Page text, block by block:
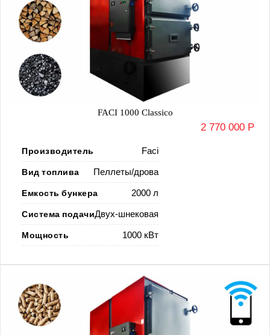
FACI 1000 Classico
2 770 000 Р
Производитель Faci
Вид топлива Пеллеты/дрова
Емкость бункера 2000 л
Система подачиДвух-шнековая
Мощность 1000 кВт